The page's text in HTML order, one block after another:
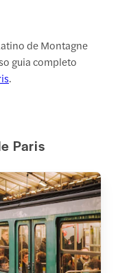
de Montagne
guia completo
.
Paris